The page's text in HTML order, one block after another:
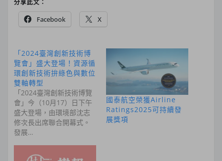
分享此文：
Facebook X
「2024臺灣創新技術博
覽會」盛大登場！資源循
環創新技術拚綠色與數位
雙軸轉型
「2024臺灣創新技術博覽
會」今（10月17）日下午
盛大登場，由環境部沈志
修次長出席聯合開幕式。
發展…
國泰航空榮獲Airline
Ratings2025可持續發
展獎項